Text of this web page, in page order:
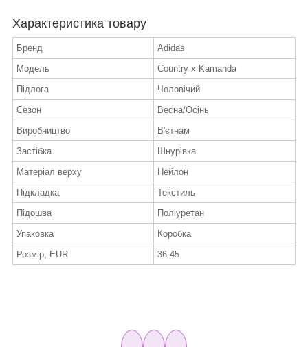
Характеристика товару
Бренд
Adidas
Модель
Country x Kamanda
Підлога
Чоловічий
Сезон
Весна/Осінь
Виробництво
В'єтнам
Застібка
Шнурівка
Матеріал верху
Нейлон
Підкладка
Текстиль
Підошва
Поліуретан
Упаковка
Коробка
Розмір, EUR
36-45